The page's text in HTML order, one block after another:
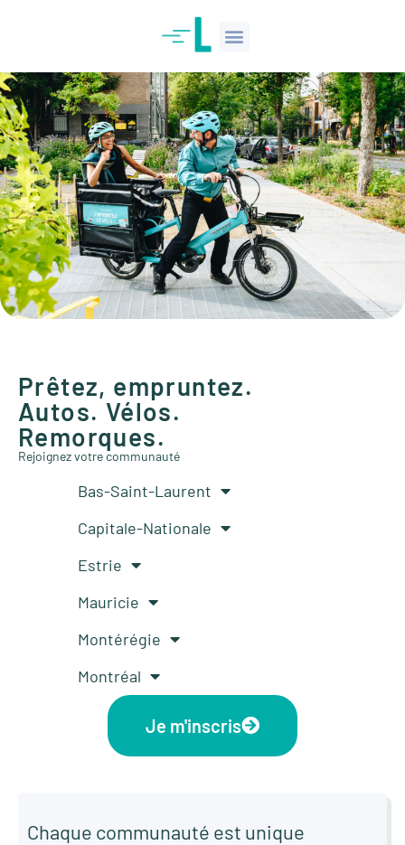
Prêtez, empruntez.
Autos. Vélos.
Remorques.
Rejoignez votre communauté
Bas-Saint-Laurent
Capitale-Nationale
Estrie
Mauricie
Montérégie
Montréal
Je m'inscris
Chaque communauté est unique